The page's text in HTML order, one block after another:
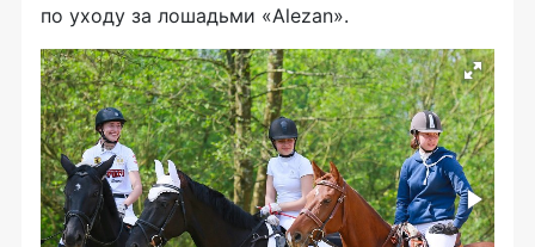
по уходу за лошадьми «Alezan».